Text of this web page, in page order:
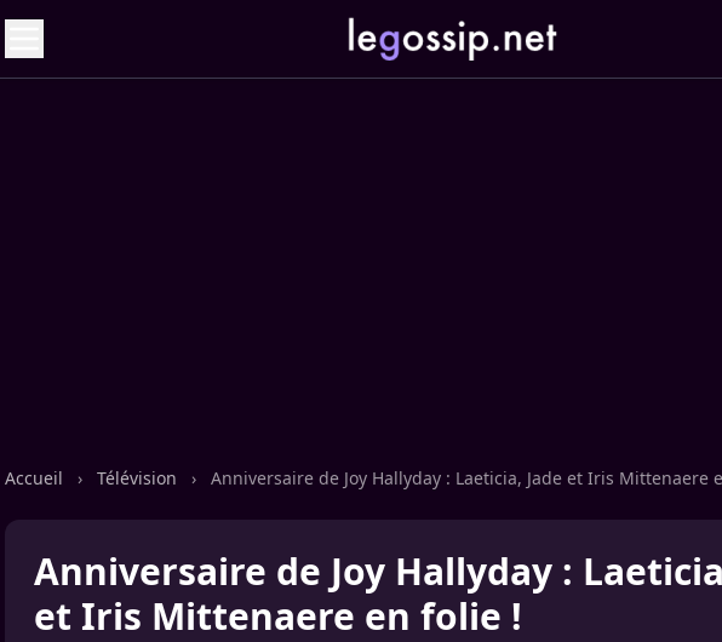
Accueil › Télévision › Anniversaire de Joy Hallyday : Laeticia, Jade et Iris Mittenaere
Anniversaire de Joy Hallyday :
et Iris Mittenaere en folie !